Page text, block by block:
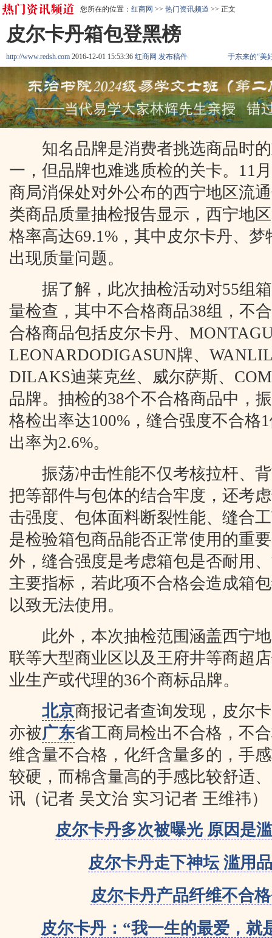
您所在的位置： 红商网 >> 热门资讯频道 >> 正文
皮尔卡丹箱包登黑榜
http://www.redsh.com 2016-12-01 15:53:36 红商网 发布稿件 于东来的“美
知名品牌是消费者挑选商品时的
一，但品牌也难逃质检的关卡。11
商局消保处对外公布的西宁地区流
类商品质量抽检报告显示，西宁地
格率高达69.1%，其中皮尔卡丹、梦
出现质量问题。
据了解，此次抽检活动对55组箱
量检查，其中不合格商品38组，不
合格商品包括皮尔卡丹、
LEONARDODIGASUN牌、
DILAKS迪莱克丝、威尔萨斯、
品牌。抽检的38个不合格商品中，
格检出率达100%，缝合强度不合格
出率为2.6%。
振荡冲击性能不仅考核拉杆、背
把等部件与包体的结合牢度，还考
击强度、包体面料断裂性能、缝合
是检验箱包商品能否正常使用的重
外，缝合强度是考虑箱包是否耐用
主要指标，若此项不合格会造成箱
以致无法使用。
此外，本次抽检范围涵盖西宁地
联等大型商业区以及王府井等商超
业生产或代理的36个商标品牌。
北京商报记者查询发现，皮尔
亦被广东省工商局检出不合格，不
维含量不合格，化纤含量多的，手
较硬，而棉含量高的手感比较舒适
讯（记者 吴文治 实习记者 王维祎）
皮尔卡丹多次被曝光 原因是
皮尔卡丹走下神坛 滥用
皮尔卡丹产品纤维不合
皮尔卡丹：“我一生的最爱，就